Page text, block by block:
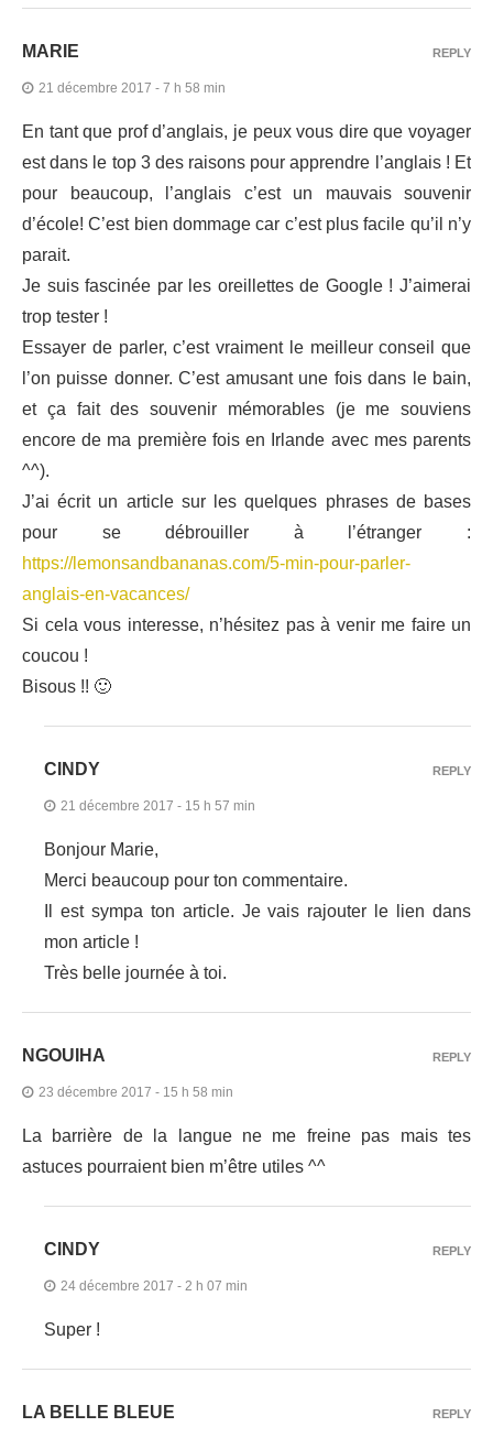
MARIE
21 décembre 2017 - 7 h 58 min
En tant que prof d’anglais, je peux vous dire que voyager
est dans le top 3 des raisons pour apprendre l’anglais ! Et
pour beaucoup, l’anglais c’est un mauvais souvenir
d’école! C’est bien dommage car c’est plus facile qu’il n’y
parait.
Je suis fascinée par les oreillettes de Google ! J’aimerai
trop tester !
Essayer de parler, c’est vraiment le meilleur conseil que
l’on puisse donner. C’est amusant une fois dans le bain,
et ça fait des souvenir mémorables (je me souviens
encore de ma première fois en Irlande avec mes parents
^^).
J’ai écrit un article sur les quelques phrases de bases
pour se débrouiller à l’étranger :
https://lemonsandbananas.com/5-min-pour-parler-
anglais-en-vacances/
Si cela vous interesse, n’hésitez pas à venir me faire un
coucou !
Bisous !! 🙂
REPLY
CINDY
21 décembre 2017 - 15 h 57 min
Bonjour Marie,
Merci beaucoup pour ton commentaire.
Il est sympa ton article. Je vais rajouter le lien dans
mon article !
Très belle journée à toi.
REPLY
NGOUIHA
23 décembre 2017 - 15 h 58 min
La barrière de la langue ne me freine pas mais tes
astuces pourraient bien m’être utiles ^^
REPLY
CINDY
24 décembre 2017 - 2 h 07 min
Super !
REPLY
LA BELLE BLEUE REPLY